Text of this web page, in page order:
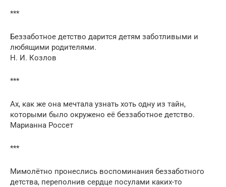
***
Беззаботное детство дарится детям заботливыми и
любящими родителями.
Н. И. Козлов
***
Ах, как же она мечтала узнать хоть одну из тайн,
которыми было окружено её беззаботное детство.
Марианна Россет
***
Мимолётно пронеслись воспоминания беззаботного
детства, переполнив сердце посулами каких-то